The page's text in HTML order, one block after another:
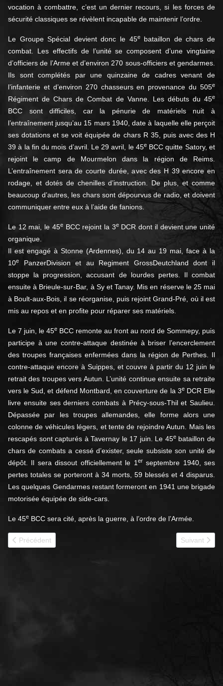
vocation à combattre, c’est un dernier recours, si les forces de
sécurité classiques se révèlent incapable de maintenir l’ordre.
Le Groupe Spécial devient donc le 45ebataillon de chars de
combat. Les effectifs de l’unité se composent d’une vingtaine
d’officiers de l’Arme et d’environ 270 sous-officiers et gendarmes.
Ils sont complétés par une quinzaine de cadres venant de
l’infanterie et d’environ 270 chasseurs en provenance du 505e
Régiment de Chars de Combat de Vanne. Les débuts du 45e
BCC sont difficiles, car la pénurie de matériels nuit à
l’entraînement jusqu’au 15 mars 1940, date à laquelle elle perçoit
ses dotations et se voit équipée de chars R 35, puis avec des H
39 à la fin du mois d’avril. Le 29 avril, le 45eBCC quitte Satory, et
rejoint le camp de Mourmelon dans la région de Reims.
L’entraînement sera de courte durée, avec des H 39 encore en
rodage, et dotés de chenilles d’instruction. De plus, et comme
beaucoup d’autres, les chars sont dépourvus de radio, et doivent
communiquer entre eux à l’aide de fanions.
Le 12 mai, le 45eBCC rejoint la 3eDCR dont il devient une unité
organique.
Il est engagé à Stonne (Ardennes), du 14 au 19 mai, face à la
10e
PanzerDivision et au Regiment GrossDeutchland dont il
stoppe la progression, accusant de lourdes pertes. Il combat
ensuite à Brieule-sur-Bar, à Sy et Tanay. Mis en réserve le 25 mai
à Boult-aux-Bois, il se réorganise, puis rejoint Grand-Pré, où il est
mis au repos et en profite pour réparer ses matériels.
Le 7 juin, le 45e BCC remonte au front au nord de Sommepy, puis
participe à une contre-attaque destinée à briser l’encerclement
des troupes françaises enfermées dans la région de Perthes. Il
contre-attaque encore à Suippes, et couvre à partir du 12 juin le
retrait des troupes vers Autun. L’unité continue ensuite sa retraite
vers le Sud, et défend Montbard, en couverture de la 3eDCR Elle
livre ensuite ses derniers combats à Précy-sous-Thil et Saulieu.
Dépassée par les troupes allemandes, elle forme alors une
colonne de véhicules légers, et tente de rejoindre Autun. Mais les
rescapés sont capturés à Tavernay le 17 juin. Le 45ebataillon de
chars de combats a cessé d’exister, seule subsiste son unité de
dépôt. Il sera dissout officiellement le 1 erseptembre 1940, ses
pertes totales se porteront à 34 morts, 59 blessés et 4 disparus.
Les quelques Gendarmes restant formeront en 1941 une brigade
motorisée équipée de side-cars.
Le 45e BCC sera cité, après la guerre, à l’ordre de l’Armée.
Article précédent : 1940 - 46e BCC jmo
Précédent Article
Suivant